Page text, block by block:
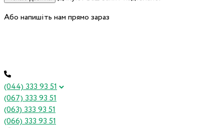
Або напишіть нам прямо зараз
(044) 333 93 51
(067) 333 93 51
(063) 333 93 51
(066) 333 93 51